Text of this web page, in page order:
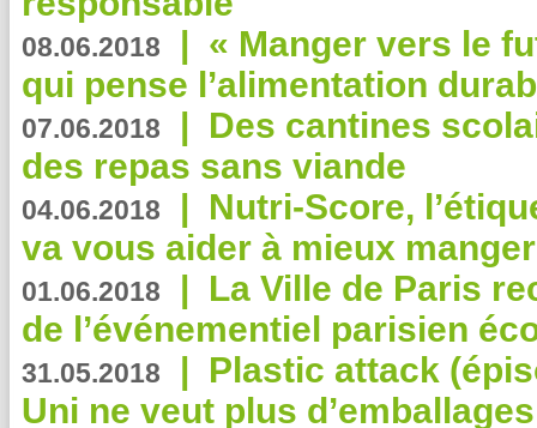
08.06.2018 | « Manger vers le
qui pense l’alimentation
07.06.2018 | Des cantines
des repas sans viande
04.06.2018 | Nutri-Score,
va vous aider à mieux
01.06.2018 | La Ville de Paris
de l’événementiel parisien
31.05.2018 | Plastic attack
Uni ne veut plus